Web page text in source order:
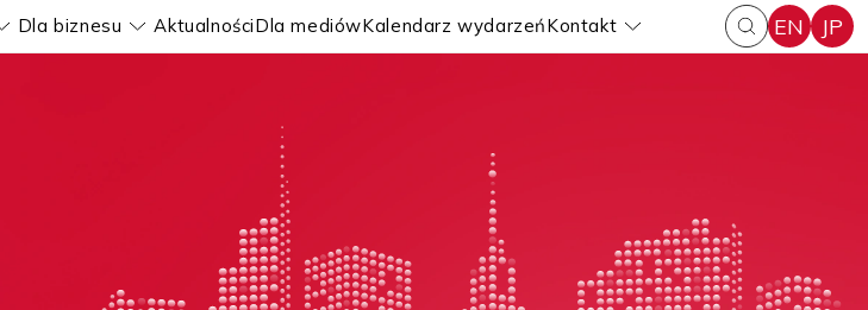
Pokaż submenu
Dla biznesu
Pokaż submenu
AktualnościDla mediówKalendarz wydarzeńKontakt
Pokaż submenu
EN JP